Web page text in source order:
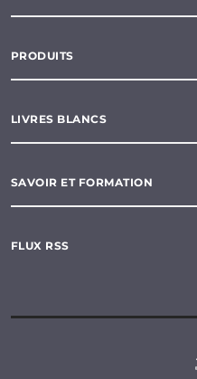
PRODUITS
LIVRES BLANCS
SAVOIR ET FORMATION
FLUX RSS